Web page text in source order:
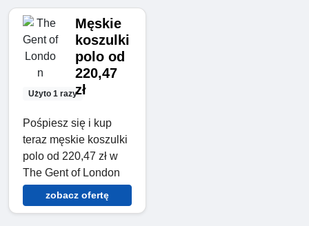
Użyto 1 razy
Męskie
koszulki
polo od
220,47
zł
Pośpiesz się i kup
teraz męskie koszulki
polo od 220,47 zł w
The Gent of London
zobacz ofertę